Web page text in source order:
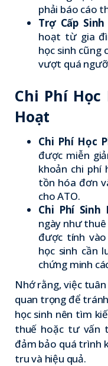
phải báo cáo
Trợ Cấp
hoạt từ gia
học sinh cũng
vượt quá
Chi Phí
Hoạt
Chi Phí Học
được miễn
khoản chi phí
tồn hóa đơn
cho ATO.
Chi Phí Sinh
ngày như
được tính
học sinh cần
chứng minh
Nhớ rằng, việc
quan trọng để
học sinh nên tìm
thuế hoặc tư vấn
đảm bảo quá trình
tru và hiệu quả.